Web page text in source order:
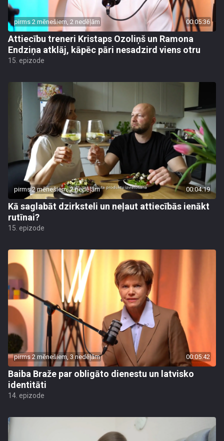
pirms 2 mēnešiem, 2 nedēļām 00:05:36
Attiecību treneri Kristaps Ozoliņš un Ramona
Endziņa atklāj, kāpēc pāri nesadzird viens otru
15. epizode
pirms 2 mēnešiem, 2 nedēļām 00:04:19
Kā saglabāt dzirksteli un neļaut attiecībās ienākt
rutīnai?
15. epizode
pirms 2 mēnešiem, 3 nedēļām 00:05:42
Baiba Braže par obligāto dienestu un latvisko
identitāti
14. epizode